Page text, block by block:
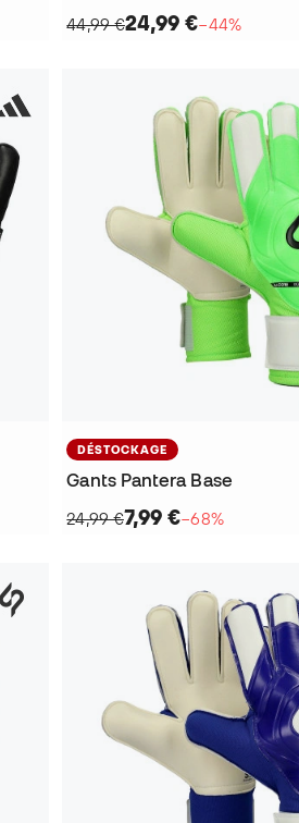
44,99 €24,99 €−44%
DÉSTOCKAGE
Gants Pantera Base
24,99 €7,99 €−68%